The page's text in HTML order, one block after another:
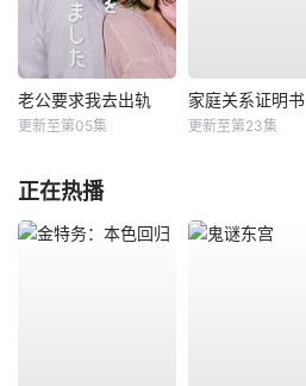
老公要求我去出轨
更新至第05集
家庭关系证明书
更新至第23集
正在热播